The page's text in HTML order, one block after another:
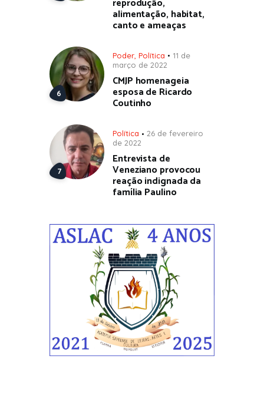
alimentação, habitat,
canto e ameaças
Poder Política
11 de
março de 2022
CMJP homenageia
esposa de Ricardo
Coutinho
Política
26 de fevereiro
de 2022
Entrevista de
Veneziano provocou
reação indignada da
família Paulino